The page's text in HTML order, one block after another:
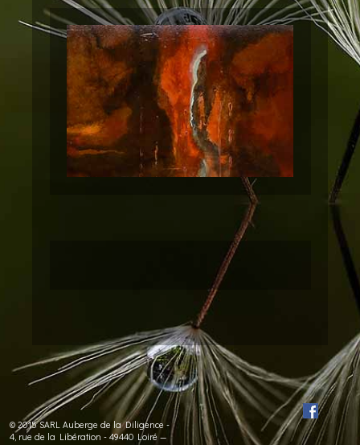
© 2015 SARL Auberge de la Diligence -
4, rue de la Libération - 49440 Loiré —